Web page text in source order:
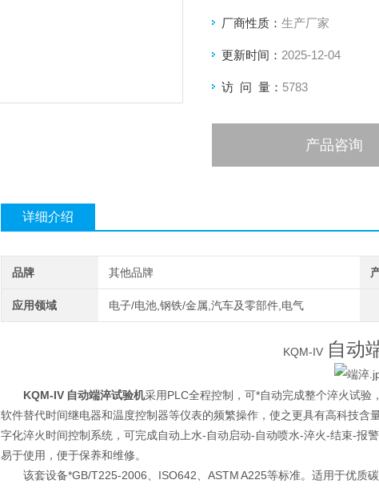
厂商性质： 生产厂家
更新时间： 2025-12-04
访 问 量： 5783
产品咨询
详细介绍
品牌 其他品牌
应用领域 电子/电池,钢铁/金属,汽车及零部件,电气
KQM-IV 自动
KQM-IV 自动端淬试验机采用PLC全程控制，可*自动完成整个淬火试验
软件替代时间继电器和温度控制器等仪表的频繁操作，使之更具有高科技
字化淬火时间控制系统，可完成自动上水-自动启动-自动喷水-淬火-结束-报
易于使用，便于保养和维修。
该套设备*GB/T225-2006、ISO642、ASTM A225等标准。适用于优质